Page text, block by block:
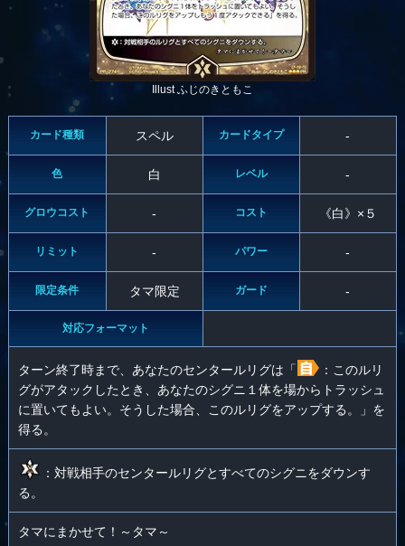
Illust ふじのきともこ
カード種類 スペル カードタイプ -
色 白 レベル -
グロウコスト - コスト 《白》×５
リミット - パワー -
限定条件 タマ限定 ガード -
対応フォーマット
ターン終了時まで、あなたのセンタールリグは「
：このルリ
グがアタックしたとき、あなたのシグニ１体を場からトラッシュ
に置いてもよい。そうした場合、このルリグをアップする。」を
得る。
：対戦相手のセンタールリグとすべてのシグニをダウンす
る。
タマにまかせて！～タマ～